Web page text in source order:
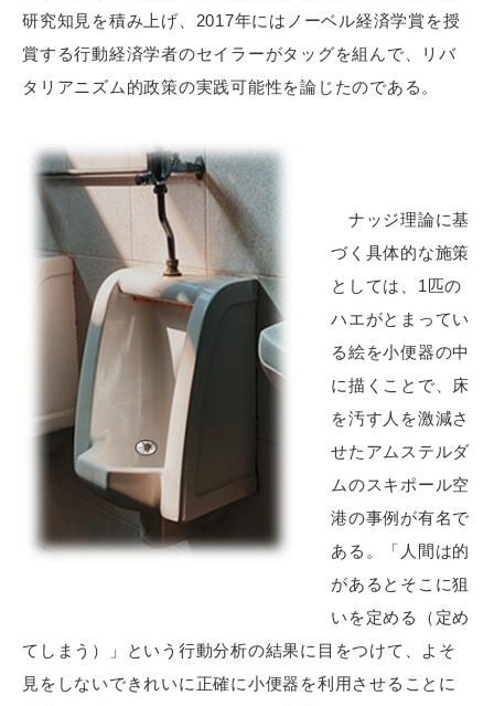
研究知見を積み上げ、2017年にはノーベル経済学賞を授
賞する行動経済学者のセイラーがタッグを組んで、リバ
タリアニズム的政策の実践可能性を論じたのである。
ナッジ理論に基
づく具体的な施策
としては、1匹の
ハエがとまってい
る絵を小便器の中
に描くことで、床
を汚す人を激減さ
せたアムステルダ
ムのスキポール空
港の事例が有名で
ある。「人間は的
があるとそこに狙
いを定める（定め
てしまう）」という行動分析の結果に目をつけて、よそ
見をしないできれいに正確に小便器を利用させることに